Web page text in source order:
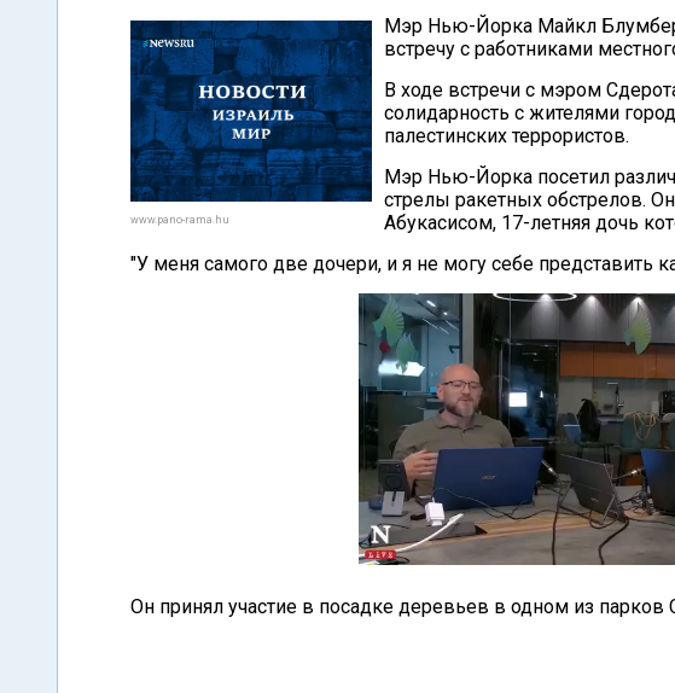
www.pano-rama.hu
Мэр Нью-Йорка Майкл
встречу с работниками
В ходе встречи с мэром
солидарность с жителями
палестинских террористов.
Мэр Нью-Йорка посетил
стрелы ракетных обстрелов.
Абукасисом, 17-летняя дочь
"У меня самого две дочери, и я не могу себе представить
Он принял участие в посадке деревьев в одном из парков